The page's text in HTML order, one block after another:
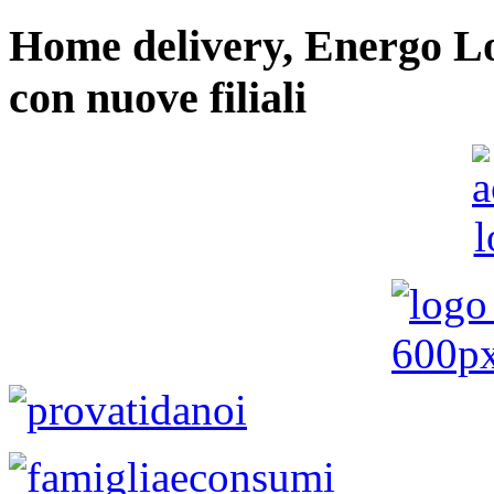
Home delivery, Energo
con nuove filiali